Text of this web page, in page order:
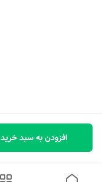
افزودن به سبد خرید